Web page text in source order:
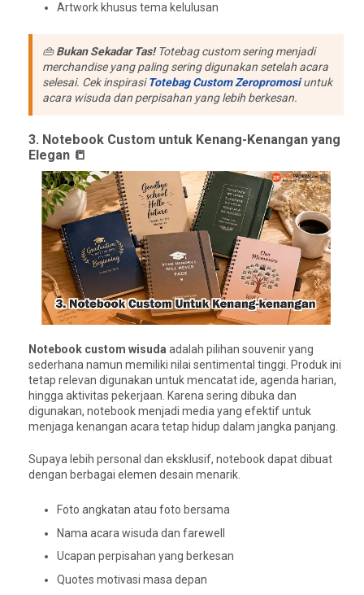
Artwork khusus tema kelulusan
👜Bukan Sekadar Tas!Totebag custom sering menjadi
merchandise yang paling sering digunakan setelah acara
selesai. Cek inspirasiTotebag Custom Zeropromosiuntuk
acara wisuda dan perpisahan yang lebih berkesan.
3. Notebook Custom untuk Kenang-Kenangan yang
Elegan 📒
Notebook custom wisuda adalah pilihan souvenir yang
sederhana namun memiliki nilai sentimental tinggi. Produk ini
tetap relevan digunakan untuk mencatat ide, agenda harian,
hingga aktivitas pekerjaan. Karena sering dibuka dan
digunakan, notebook menjadi media yang efektif untuk
menjaga kenangan acara tetap hidup dalam jangka panjang.
Supaya lebih personal dan eksklusif, notebook dapat dibuat
dengan berbagai elemen desain menarik.
Foto angkatan atau foto bersama
Nama acara wisuda dan farewell
Ucapan perpisahan yang berkesan
Quotes motivasi masa depan